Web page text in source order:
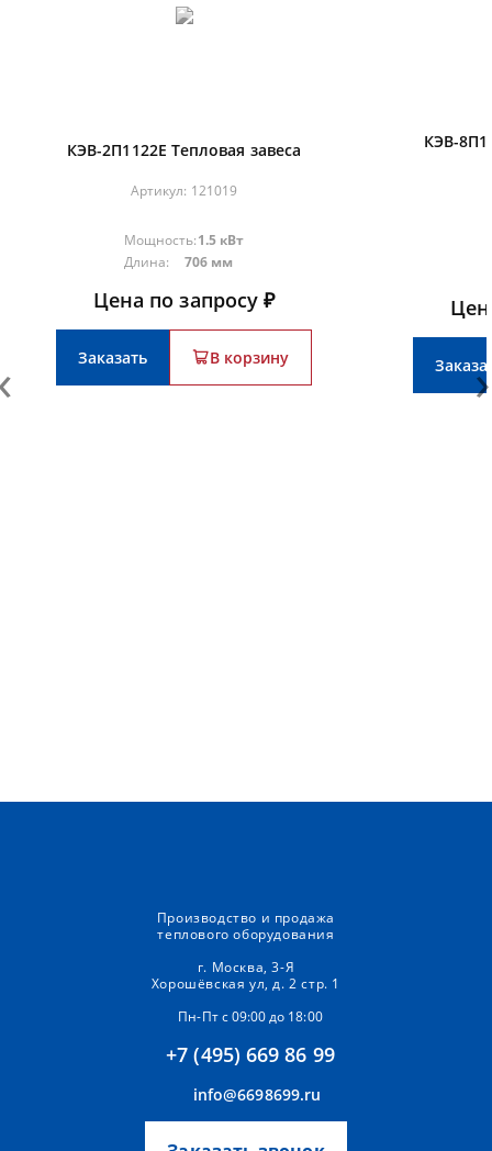
КЭВ-2П1122E Тепловая завеса
Артикул: 121019
Мощность:1.5 кВт
Длина:
706 мм
Цена по запросу ₽
Заказать В корзину
КЭВ-
›
Производство и продажа
теплового оборудования
г. Москва, 3-Я
Хорошёвская ул, д. 2 стр. 1
Пн-Пт с 09:00 до 18:00
+7 (495) 669 86 99
info@6698699.ru